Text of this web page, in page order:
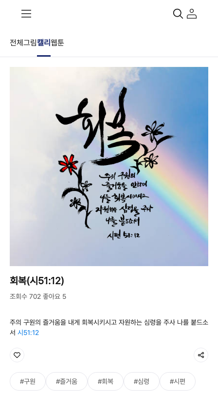
전체그림캘리웹툰
회복(시51:12)
조회수 702 좋아요 5
주의 구원의 즐거움을 내게 회복시키시고 자원하는 심령을 주사 나를 붙드소
서 시51:12
#구원 #즐거움 #회복 #심령 #시편